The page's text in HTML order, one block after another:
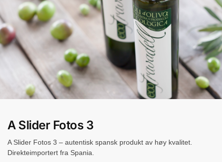
A Slider Fotos 3
A Slider Fotos 3 – autentisk spansk produkt av høy kvalitet.
Direkteimportert fra Spania.